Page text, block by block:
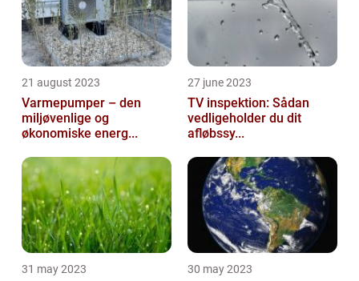
21 august 2023
Varmepumper – den
miljøvenlige og
økonomiske energ...
27 june 2023
TV inspektion: Sådan
vedligeholder du dit
afløbssy...
31 may 2023 30 may 2023